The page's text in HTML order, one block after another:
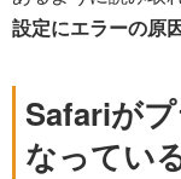
設定にエラーの原
Safariが
なってい